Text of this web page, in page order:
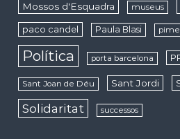
Mossos d'Esquadra museus
paco candel Paula Blasi
Política porta barcelona
Sant Joan de Déu Sant Jordi
Solidaritat successos